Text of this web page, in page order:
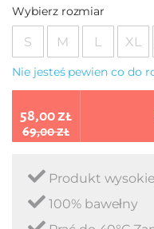
Wybierz rozmiar
S M L XL
Nie jesteś pewien co do
58,00 zł
69,00 zł
Produkt
100% bawełny